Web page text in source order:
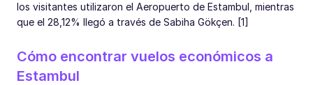
los visitantes utilizaron el Aeropuerto de Estambul, mientras
que el 28,12% llegó a través de Sabiha Gökçen. [1]
Cómo encontrar vuelos económicos a
Estambul